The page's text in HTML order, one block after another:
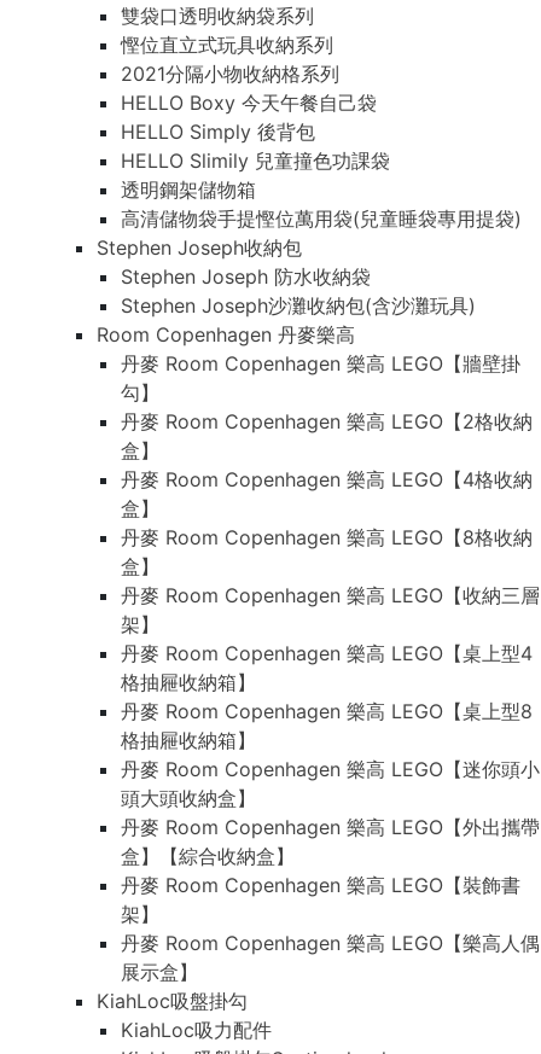
雙袋口透明收納袋系列
慳位直立式玩具收納系列
2021分隔小物收納格系列
HELLO Boxy 今天午餐自己袋
HELLO Simply 後背包
HELLO Slimily 兒童撞色功課袋
透明鋼架儲物箱
高清儲物袋手提慳位萬用袋(兒童睡袋專用提袋)
Stephen Joseph收納包
Stephen Joseph 防水收納袋
Stephen Joseph沙灘收納包(含沙灘玩具)
Room Copenhagen 丹麥樂高
丹麥 Room Copenhagen 樂高 LEGO【牆壁掛
勾】
丹麥 Room Copenhagen 樂高 LEGO【2格收納
盒】
丹麥 Room Copenhagen 樂高 LEGO【4格收納
盒】
丹麥 Room Copenhagen 樂高 LEGO【8格收納
盒】
丹麥 Room Copenhagen 樂高 LEGO【收納三層
架】
丹麥 Room Copenhagen 樂高 LEGO【桌上型4
格抽屜收納箱】
丹麥 Room Copenhagen 樂高 LEGO【桌上型8
格抽屜收納箱】
丹麥 Room Copenhagen 樂高 LEGO【迷你頭小
頭大頭收納盒】
丹麥 Room Copenhagen 樂高 LEGO【外出攜帶
盒】【綜合收納盒】
丹麥 Room Copenhagen 樂高 LEGO【裝飾書
架】
丹麥 Room Copenhagen 樂高 LEGO【樂高人偶
展示盒】
KiahLoc吸盤掛勾
KiahLoc吸力配件